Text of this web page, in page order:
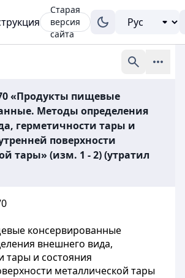
Старая
версия
сайта
«Продукты пищевые
Методы определения
герметичности тары и
поверхности
тары» (изм. 1 - 2) (утратил
консервированные
внешнего вида,
тары и состояния
металлической тары